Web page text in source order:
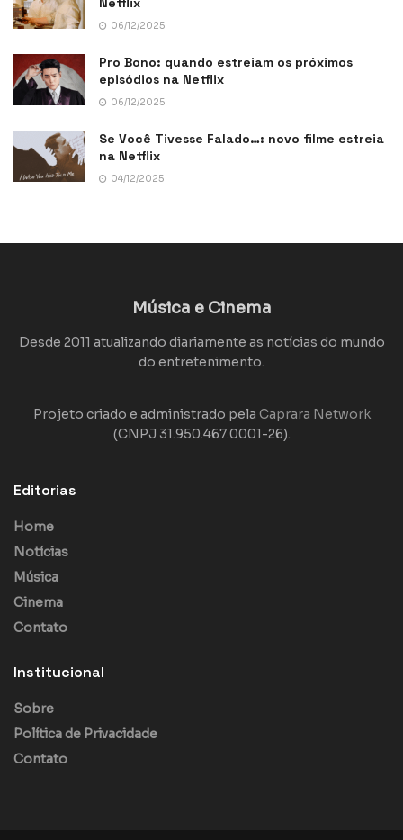
06/12/2025
Pro Bono: quando estreiam os próximos
episódios na Netflix
06/12/2025
Se Você Tivesse Falado…: novo filme estreia
na Netflix
04/12/2025
Música e Cinema
Desde 2011 atualizando diariamente as notícias do mundo
do entretenimento.
Projeto criado e administrado pela Caprara Network
(CNPJ 31.950.467.0001-26).
Editorias
Home
Notícias
Música
Cinema
Contato
Institucional
Sobre
Política de Privacidade
Contato